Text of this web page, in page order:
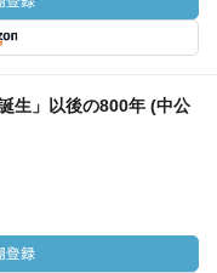
生」以後の800年 (中公